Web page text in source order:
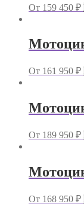
От 159 450 ₽
От 161 950 ₽
От 189 950 ₽
От 168 950 ₽